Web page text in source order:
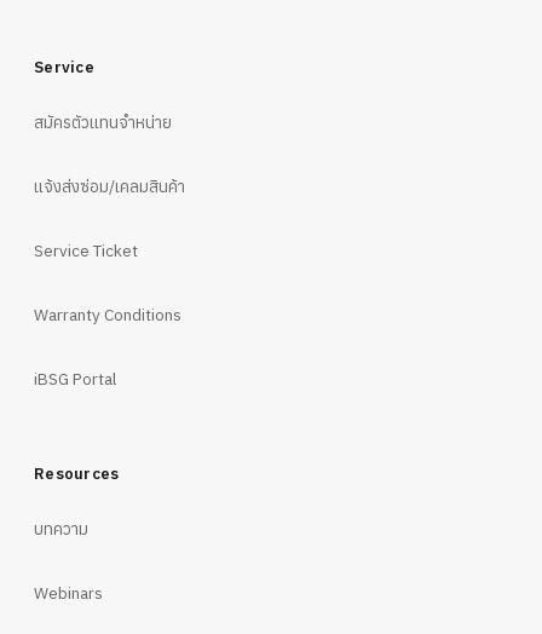
Service
สมัครตัวแทนจำหน่าย
แจ้งส่งซ่อม/เคลมสินค้า
Service Ticket
Warranty Conditions
iBSG Portal
Resources
บทความ
Webinars